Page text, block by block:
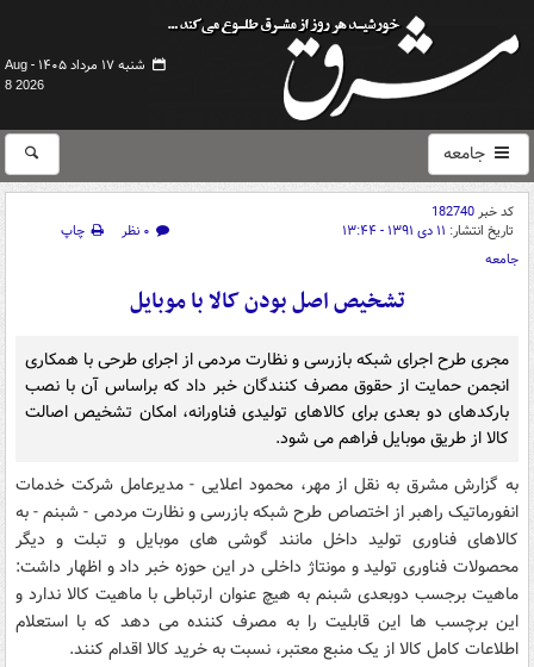
شنبه ۱۷ مرداد ۱۴۰۵ -
Aug
8 2026
جامعه
کد خبر182740
تاریخ انتشار: ۱۱ دی ۱۳۹۱ - ۱۳:۴۴ ۰ نظر
چاپ
جامعه
تشخیص اصل بودن کالا با موبایل
مجری طرح اجرای شبکه بازرسی و نظارت مردمی از اجرای طرحی با همکاری
انجمن حمایت از حقوق مصرف کنندگان خبر داد که براساس آن با نصب
بارکدهای دو بعدی برای کالاهای تولیدی فناورانه، امکان تشخیص اصالت
کالا از طریق موبایل فراهم می شود.
به گزارش مشرق به نقل از مهر، محمود اعلایی - مدیرعامل شرکت خدمات
انفورماتیک راهبر از اختصاص طرح شبکه بازرسی و نظارت مردمی - شبنم - به
کالاهای فناوری تولید داخل مانند گوشی های موبایل و تبلت و دیگر
محصولات فناوری تولید و مونتاژ داخلی در این حوزه خبر داد و اظهار داشت:
ماهیت برجسب دوبعدی شبنم به هیچ عنوان ارتباطی با ماهیت کالا ندارد و
این برچسب ها این قابلیت را به مصرف کننده می دهد که با استعلام
اطلاعات کامل کالا از یک منبع معتبر، نسبت به خرید کالا اقدام کنند.